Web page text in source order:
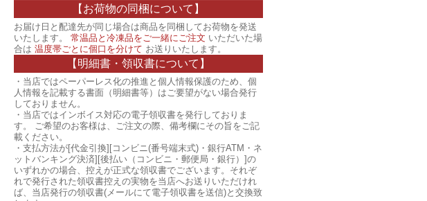
【お荷物の同梱について】
お届け日と配達先が同じ場合は商品を同梱してお荷物を発送
いたします。 常温品と冷凍品をご一緒にご注文 いただいた場
合は 温度帯ごとに個口を分けて お送りいたします。
【明細書・領収書について】
・当店ではペーパーレス化の推進と個人情報保護のため、個
人情報を記載する書面（明細書等）はご要望がない場合発行
しておりません。
・当店ではインボイス対応の電子領収書を発行しておりま
す。 ご希望のお客様は、ご注文の際、備考欄にその旨をご記
載ください。
・支払方法が[代金引換][コンビニ(番号端末式)・銀行ATM・ネ
ットバンキング決済][後払い（コンビニ・郵便局・銀行）]の
いずれかの場合、控えが正式な領収書でございます。それぞ
れで発行された領収書控えの実物を当店へお送りいただけれ
ば、当店発行の領収書(メールにて電子領収書を送信)と交換致